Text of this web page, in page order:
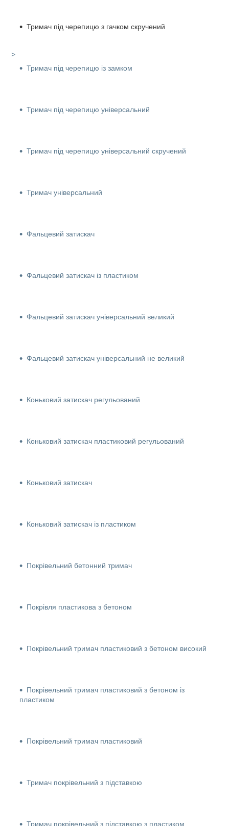
Тримач під черепицю з гачком скручений
>
Тримач під черепицю із замком
Тримач під черепицю універсальний
Тримач під черепицю універсальний скручений
Тримач універсальний
Фальцевий затискач
Фальцевий затискач із пластиком
Фальцевий затискач універсальний великий
Фальцевий затискач універсальний не великий
Коньковий затискач регульований
Коньковий затискач пластиковий регульований
Коньковий затискач
Коньковий затискач із пластиком
Покрівельний бетонний тримач
Покрівля пластикова з бетоном
Покрівельний тримач пластиковий з бетоном високий
Покрівельний тримач пластиковий з бетоном із
пластиком
Покрівельний тримач пластиковий
Тримач покрівельний з підставкою
Тримач покрівельний з підставкою з пластиком